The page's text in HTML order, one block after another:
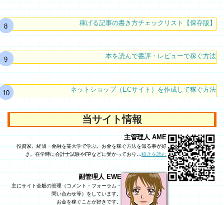
稼げる記事の書き方チェックリスト【保存版】
本を読んで書評・レビューで稼ぐ方法
ネットショップ（ECサイト）を作成して稼ぐ方法
当サイト情報
主管理人 AME
投資家。経済・金融を某大学で学ぶ。お金を稼ぐ方法を知る事が好
き。在学時に会計士試験やFPなどに受かっており…続きを読む
副管理人 EWE
主にサイト全般の管理（コメント・フォーラム・
問い合わせ等）をしています。
お金を稼ぐことが好きです。